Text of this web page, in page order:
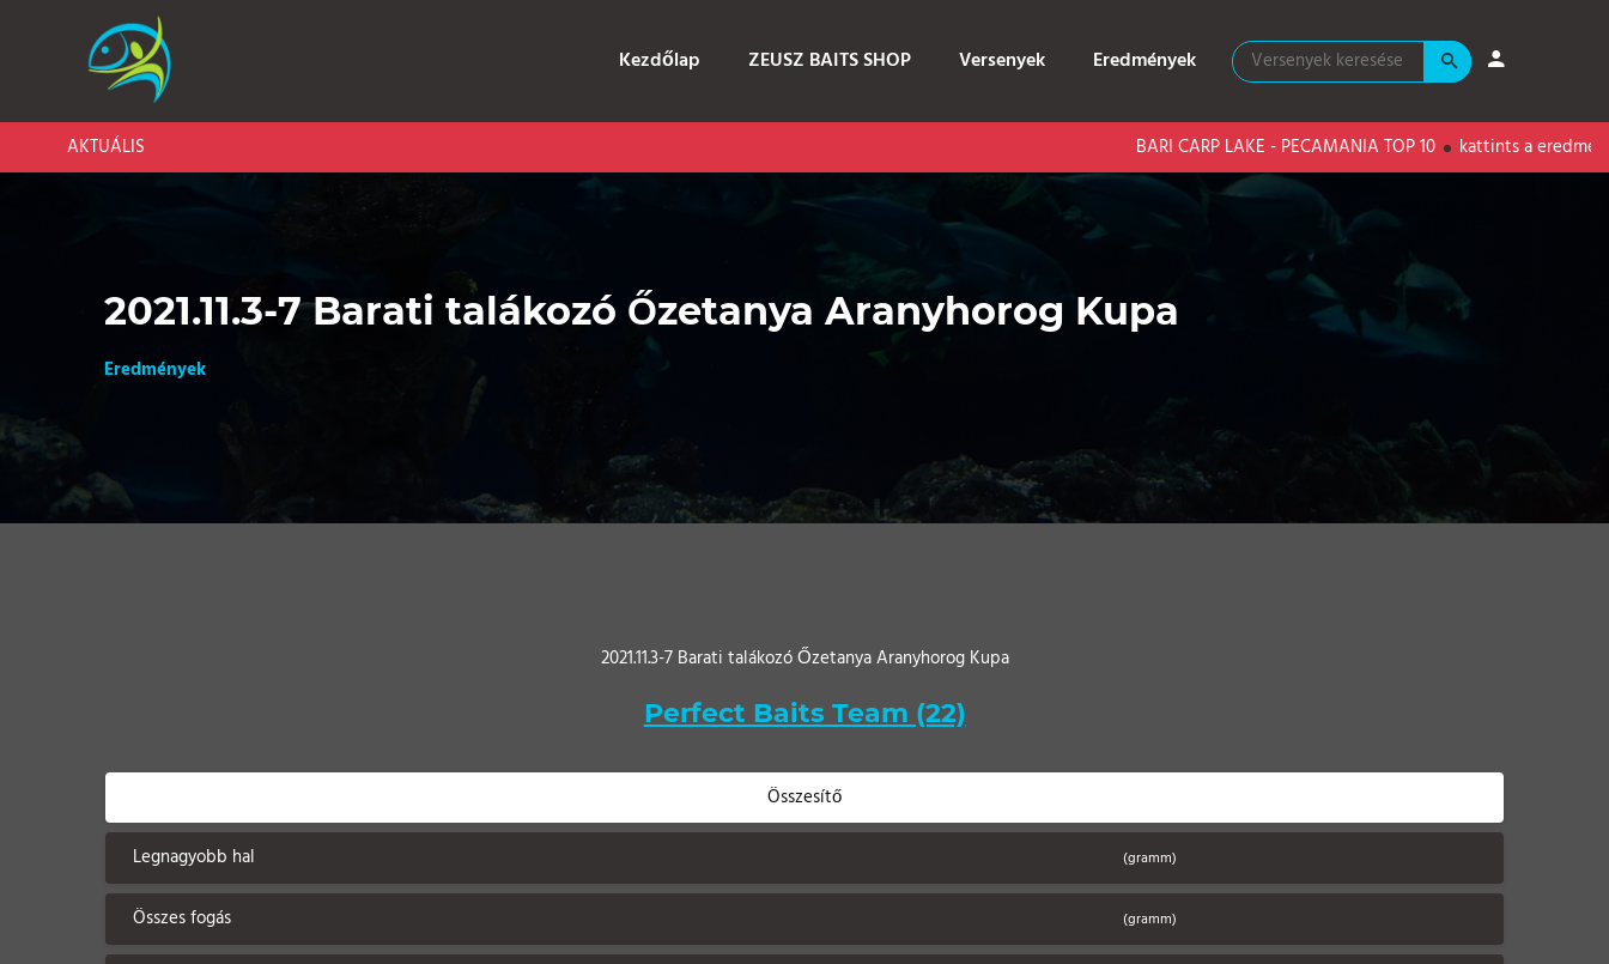
Kezdőlap ZEUSZ BAITS SHOP Versenyek Eredmények
AKTUÁLIS BARI CARP LAKE - PECAMANIA TOP 10 kattints a
2021.11.3-7 Barati talákozó Őzetanya Aranyhorog Kupa
Eredmények
2021.11.3-7 Barati talákozó Őzetanya Aranyhorog Kupa
Perfect Baits Team (22)
Összesítő
Legnagyobb hal (gramm)
Összes fogás (gramm)